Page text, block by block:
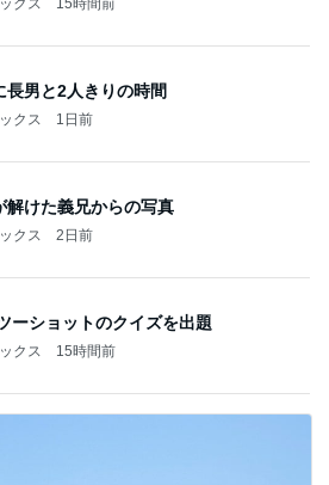
長男と2人きりの時間
クス 1日前
解けた義兄からの写真
クス 2日前
ーショットのクイズを出題
クス 15時間前